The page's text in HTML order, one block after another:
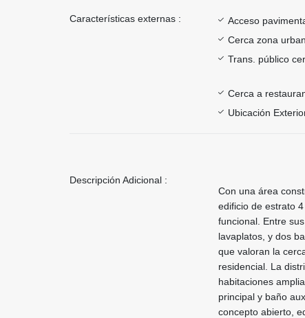
Características externas : Acceso
Cerca zona
Trans. público
Cerca a
Ubicación
Descripción Adicional :
Con una área
edificio de estrato
funcional. Entre
lavaplatos, y dos
que valoran la
residencial. La
habitaciones
principal y baño
concepto abierto,